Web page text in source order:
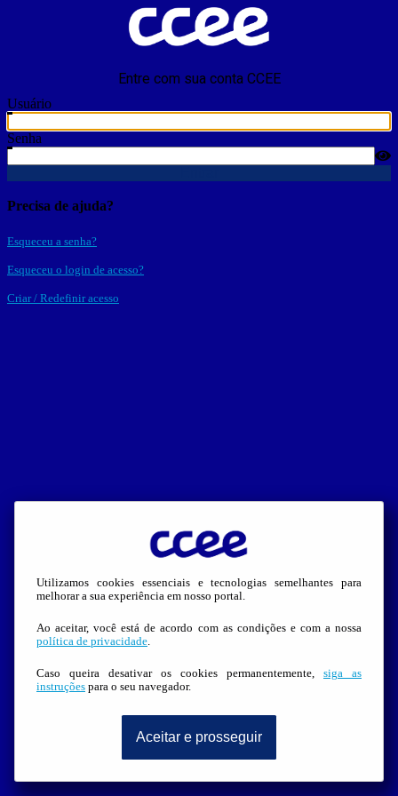
Entre com sua conta CCEE
Usuário
Senha
Precisa de ajuda?
Esqueceu a senha?
Esqueceu o login de acesso?
Criar / Redefinir acesso
Utilizamos cookies essenciais e tecnologias semelhantes para
melhorar a sua experiência em nosso portal.
Ao aceitar, você está de acordo com as condições e com a nossa
política de privacidade.
Caso queira desativar os cookies permanentemente, siga as
instruções para o seu navegador.
Aceitar e prosseguir